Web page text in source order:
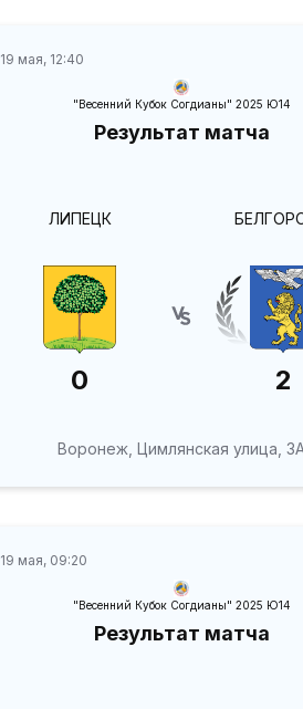
19 мая, 12:40
"Весенний Кубок Согдианы" 2025 Ю14
Результат матча
ЛИПЕЦК
0 2
Воронеж, Цимлянская улица,
19 мая, 09:20
"Весенний Кубок Согдианы" 2025 Ю14
Результат матча